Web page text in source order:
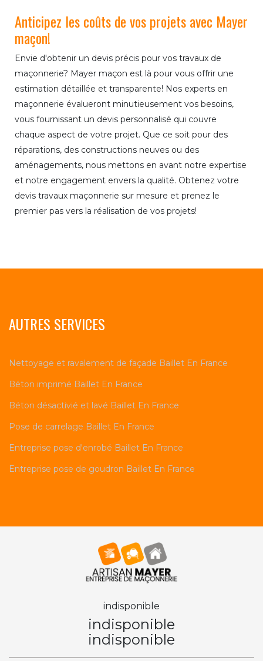
Anticipez les coûts de vos projets avec Mayer
maçon!
Envie d'obtenir un devis précis pour vos travaux de
maçonnerie? Mayer maçon est là pour vous offrir une
estimation détaillée et transparente! Nos experts en
maçonnerie évalueront minutieusement vos besoins,
vous fournissant un devis personnalisé qui couvre
chaque aspect de votre projet. Que ce soit pour des
réparations, des constructions neuves ou des
aménagements, nous mettons en avant notre expertise
et notre engagement envers la qualité. Obtenez votre
devis travaux maçonnerie sur mesure et prenez le
premier pas vers la réalisation de vos projets!
AUTRES SERVICES
Nettoyage et ravalement de façade Baillet En France
Béton imprimé Baillet En France
Béton désactivié et lavé Baillet En France
Pose de carrelage Baillet En France
Entreprise pose d'enrobé Baillet En France
Entreprise pose de goudron Baillet En France
indisponible
indisponible
indisponible